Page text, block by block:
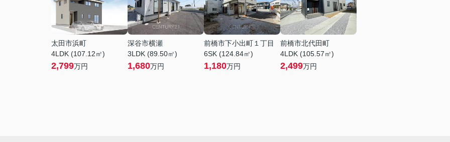
太田市浜町
4LDK (107.12㎡)
2,799万円
深谷市横瀬
3LDK (89.50㎡)
1,680万円
前橋市下小出町１丁目
6SK (124.84㎡)
1,180万円
前橋市北代田町
4LDK (105.57㎡)
2,499万円